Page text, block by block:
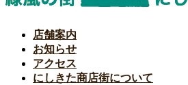
店舗案内
お知らせ
アクセス
にしきた商店街について